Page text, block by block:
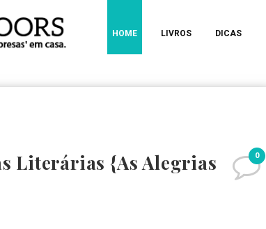
HOME LIVROS DICAS
0
Literárias {As Alegrias